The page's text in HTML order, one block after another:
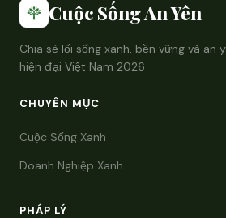
Cuộc Sống An Yên
Chia sẻ lối sống xanh, bền vững và an
hiện đại Việt Nam 2026
CHUYÊN MỤC
Cuộc Sống Xanh
Doanh Nghiệp Xanh
PHÁP LÝ